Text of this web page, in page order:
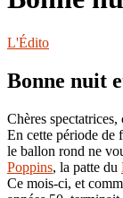
L'Édito
Bonne nuit
Chères spectatrices,
En cette période de
le ballon rond ne
Poppins, la patte du
Ce mois-ci, et